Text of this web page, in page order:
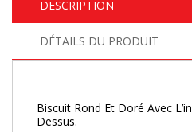
DESCRIPTION
DÉTAILS DU PRODUIT
Biscuit Rond Et Doré Avec
Dessus.